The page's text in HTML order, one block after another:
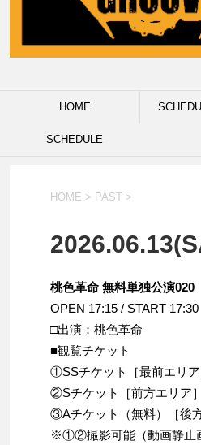
HOME
SCHEDULE
HOME > PAST >
桃色革命 無料単独公演020
OPEN 17:15 / START 17:30
□出演：桃色革命
■観覧チケット
①SSチケット［最前エリ
②Sチケット［前方エリア
③Aチケット（無料）［後
※①②撮影可能（動画静止